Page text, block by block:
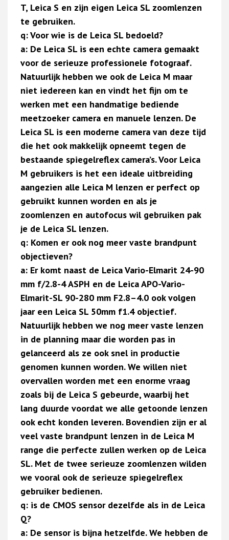
T, Leica S en zijn eigen Leica SL zoomlenzen
te gebruiken.
q: Voor wie is de Leica SL bedoeld?
a: De Leica SL is een echte camera gemaakt
voor de serieuze professionele fotograaf.
Natuurlijk hebben we ook de Leica M maar
niet iedereen kan en vindt het fijn om te
werken met een handmatige bediende
meetzoeker camera en manuele lenzen. De
Leica SL is een moderne camera van deze tijd
die het ook makkelijk opneemt tegen de
bestaande spiegelreflex camera’s. Voor Leica
M gebruikers is het een ideale uitbreiding
aangezien alle Leica M lenzen er perfect op
gebruikt kunnen worden en als je
zoomlenzen en autofocus wil gebruiken pak
je de Leica SL lenzen.
q: Komen er ook nog meer vaste brandpunt
objectieven?
a: Er komt naast de Leica Vario-Elmarit 24-90
mm f/2.8-4 ASPH en de Leica APO-Vario-
Elmarit-SL 90-280 mm F2.8–4.0 ook volgen
jaar een Leica SL 50mm f1.4 objectief.
Natuurlijk hebben we nog meer vaste lenzen
in de planning maar die worden pas in
gelanceerd als ze ook snel in productie
genomen kunnen worden. We willen niet
overvallen worden met een enorme vraag
zoals bij de Leica S gebeurde, waarbij het
lang duurde voordat we alle getoonde lenzen
ook echt konden leveren. Bovendien zijn er al
veel vaste brandpunt lenzen in de Leica M
range die perfecte zullen werken op de Leica
SL. Met de twee serieuze zoomlenzen wilden
we vooral ook de serieuze spiegelreflex
gebruiker bedienen.
q: is de CMOS sensor dezelfde als in de Leica
Q?
a: De sensor is bijna hetzelfde. We hebben de